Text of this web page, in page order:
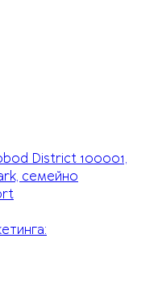
District 100001,
семейно